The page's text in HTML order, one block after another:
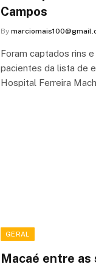
Campos
By
Foram captados rins
pacientes da lista de
Hospital Ferreira
GERAL
Macaé entre as